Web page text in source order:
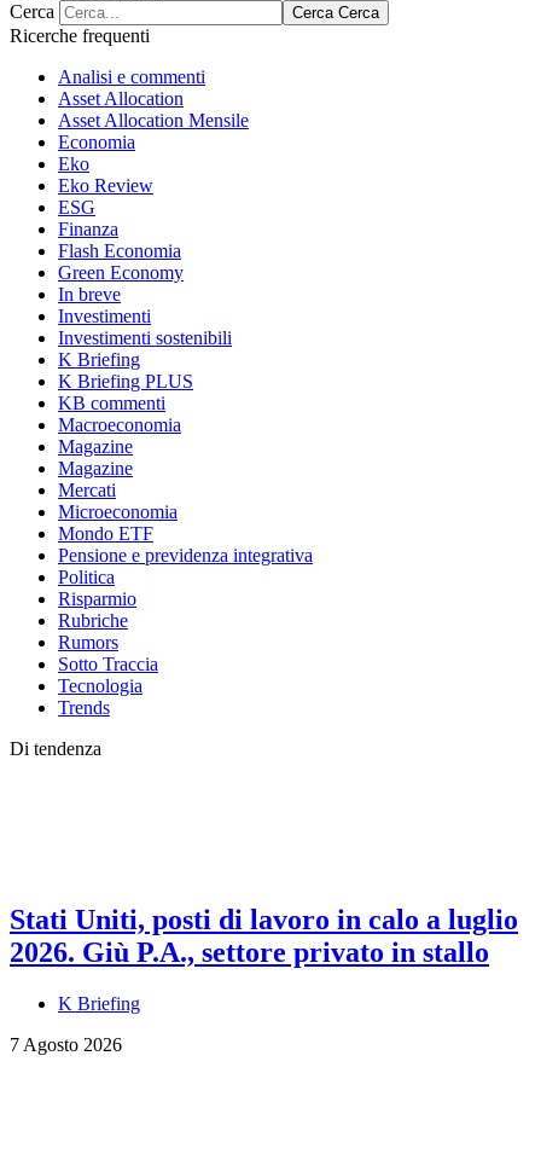
Cerca
Cerca Cerca
Ricerche frequenti
Analisi e commenti
Asset Allocation
Asset Allocation Mensile
Economia
Eko
Eko Review
ESG
Finanza
Flash Economia
Green Economy
In breve
Investimenti
Investimenti sostenibili
K Briefing
K Briefing PLUS
KB commenti
Macroeconomia
Magazine
Magazine
Mercati
Microeconomia
Mondo ETF
Pensione e previdenza integrativa
Politica
Risparmio
Rubriche
Rumors
Sotto Traccia
Tecnologia
Trends
Di tendenza
Stati Uniti, posti di lavoro in calo a luglio
2026. Giù P.A., settore privato in stallo
K Briefing
7 Agosto 2026